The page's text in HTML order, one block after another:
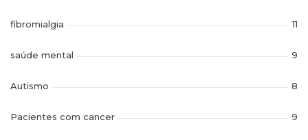
fibromialgia 11
saúde mental 9
Autismo 8
Pacientes com cancer 9